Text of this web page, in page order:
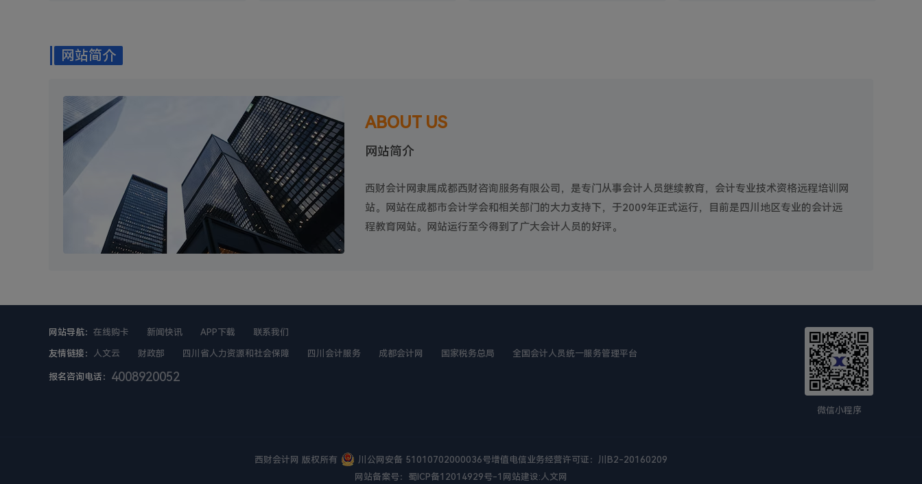
秘书长，西财会计网高级顾问。
程；主要科研成果：专著1部，主编教
材7本，参编教材2本；…
网站简介
ABOUT US
网站简介
西财会计网隶属成都西财咨询服务有限公司，是专门从事会计人员继续教育，会计专业技术资格远程培训网
站。网站在成都市会计学会和相关部门的大力支持下，于2009年正式运行，目前是四川地区专业的会计远
程教育网站。网站运行至今得到了广大会计人员的好评。
网站导航： 在线购卡 新闻快讯 APP下载 联系我们
友情链接： 人文云 财政部 四川省人力资源和社会保障 四川会计服务 成都会计网 国家税务总局 全国会计人员统一服务管理平台
报名咨询电话： 4008920052
微信小程序
西财会计网 版权所有 川公网安备 51010702000036号增值电信业务经营许可证：川B2-20160209
网站备案号： 蜀ICP备12014929号-1 网站建设:人文网